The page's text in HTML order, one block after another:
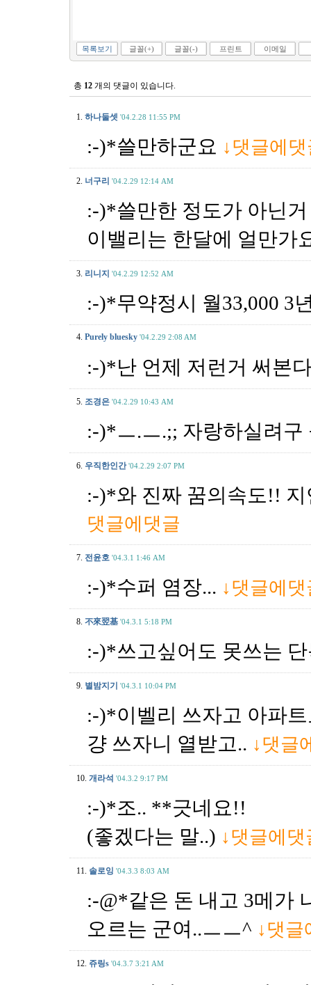
목록보기 글꼴(+) 글꼴(-) 프린트 이메일
총 12 개의 댓글이 있습니다.
1. 하나둘셋 '04.2.28 11:55 PM
:-)*쓸만하군요 ↓댓글에
2. 너구리 '04.2.29 12:14 AM
:-)*쓸만한 정도가 아닌
이밸리는 한달에 얼만가
3. 리니지 '04.2.29 12:52 AM
:-)*무약정시 월33,000 3
4. Purely bluesky '04.2.29 2:08 AM
:-)*난 언제 저런거 써본
5. 조경은 '04.2.29 10:43 AM
:-)*ㅡ.ㅡ.;; 자랑하실려
6. 우직한인간 '04.2.29 2:07 PM
:-)*와 진짜 꿈의속도!!
댓글에댓글
7. 전윤호 '04.3.1 1:46 AM
:-)*수퍼 염장... ↓댓글에댓
8. 不來翌基 '04.3.1 5:18 PM
:-)*쓰고싶어도 못쓰는
9. 별밤지기 '04.3.1 10:04 PM
:-)*이벨리 쓰자고 아파
걍 쓰자니 열받고.. ↓댓글
10. 개라석 '04.3.2 9:17 PM
:-)*조.. **긋네요!!
(좋겠다는 말..) ↓댓글에댓
11. 솔로잉 '04.3.3 8:03 AM
:-@*같은 돈 내고 3메가
오르는 군여..ㅡㅡ^ ↓댓글
12. 쥬링s '04.3.7 3:21 AM